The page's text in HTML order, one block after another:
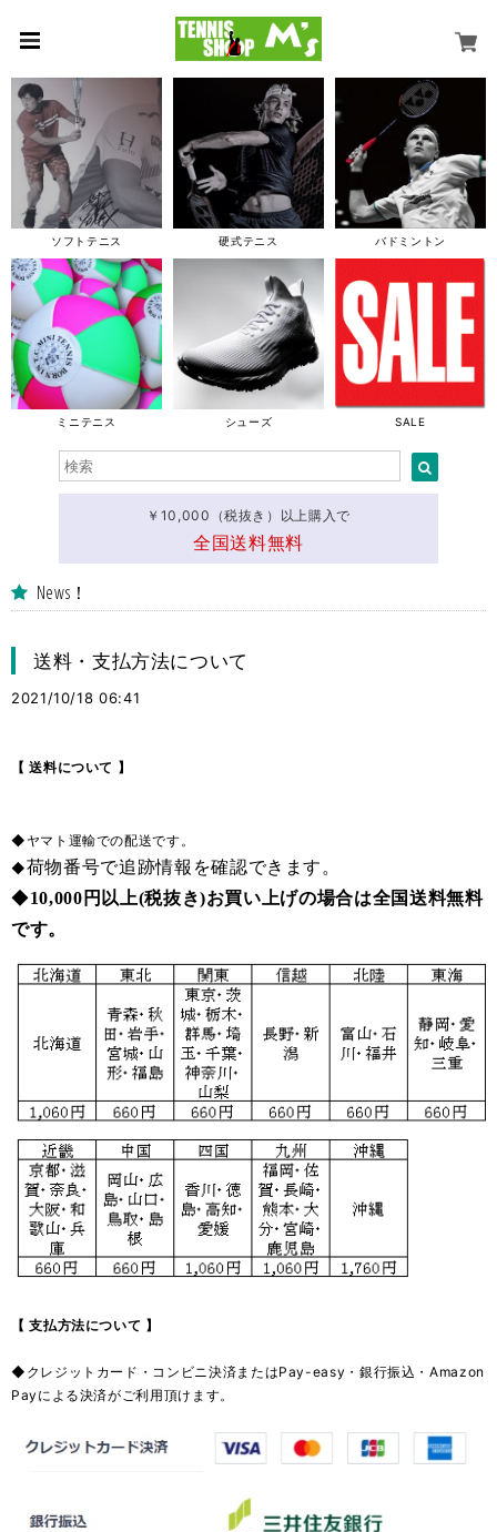
ソフトテニス 硬式テニス バドミントン
ミニテニス シューズ SALE
￥10,000（税抜き）以上購入で
全国送料無料
News！
送料・支払方法について
2021/10/18 06:41
【 送料について 】
◆ヤマト運輸での配送です。
◆荷物番号で追跡情報を確認できます。
◆10,000円以上(税抜き)お買い上げの場合は全国送料無料
です。
【 支払方法について 】
◆ クレジットカード・コンビニ決済またはPay-easy・銀行振込・Amazon
Payによる決済がご利用頂けます。